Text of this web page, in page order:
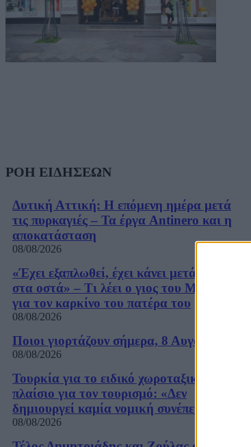
ΡΟΗ ΕΙΔΗΣΕΩΝ
Δυτική Αττική: Η επόμενη ημέρα μετά
τις πυρκαγιές – Τα έργα Antinero και η
αποκατάσταση
08/08/2026
«Έχει εξαπλωθεί, έχει κάνει μετάσταση
στα οστά» – Τι λέει ο γιος του Μπάιντεν
για τον καρκίνο του πατέρα του
08/08/2026
Ποιοι γιορτάζουν σήμερα, 8 Αυγούστου
08/08/2026
Τουρκία για το ειδικό χωροταξικό
πλαίσιο για τον τουρισμό: «Δεν
δημιουργεί καμία νομική συνέπεια»
08/08/2026